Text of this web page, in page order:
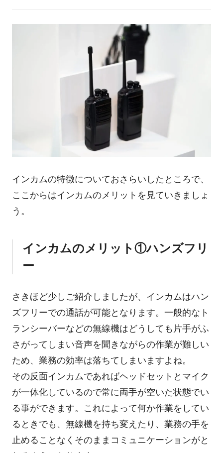
インカムの特徴についておさらいしたところで、
ここからはインカムのメリットを見ていきましょ
う。
インカムのメリット①ハンズフリ
ー
さきほど少しご紹介しましたが、インカムはハン
ズフリーでの通話が可能となります。一般的なト
ランシーバーなどの無線機はどうしても片手がふ
さがってしまい音声を聞きながらの作業が難しい
ため、業務の効率は落ちてしまいますよね。
その反面インカムであればヘッドセットとマイク
が一体化しているので常に両手が空いた状態でい
る事ができます。これによって何か作業をしてい
るときでも、無線機を持ち変えたり、業務の手を
止めることなくそのままコミュニケーションがと